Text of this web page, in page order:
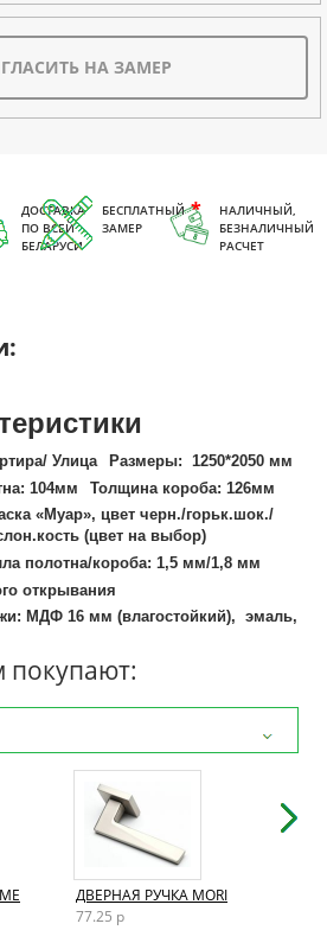
НА ЗАМЕР
ДОСТАВКА
ПО ВСЕЙ
БЕЛАРУСИ
БЕСПЛАТНЫЙ
ЗАМЕР
НАЛИЧНЫЙ,
БЕЗНАЛИЧНЫЙ
РАСЧЕТ
Улица Размеры: 1250*2050 мм
104мм
Толщина короба: 126мм
«Муар», цвет черн./горьк.шок./
(цвет на выбор)
полотна/короба: 1,5 мм/1,8 мм
открывания
МДФ 16 мм (влагостойкий), эмаль,
МДФ 16 мм (влагостойкий), эмаль,
кость"
вата высокой плотности
слои: Пенофол, древесная
дополнительную жесткость
уникальное расположение ребер
2 горизонтальных), Усиленные петли
Усиление замковой части
карманом, Усиление зоны петель
квадратного сечения
покупают:
ДВЕРНАЯ РУЧКА MORI
77.25 р